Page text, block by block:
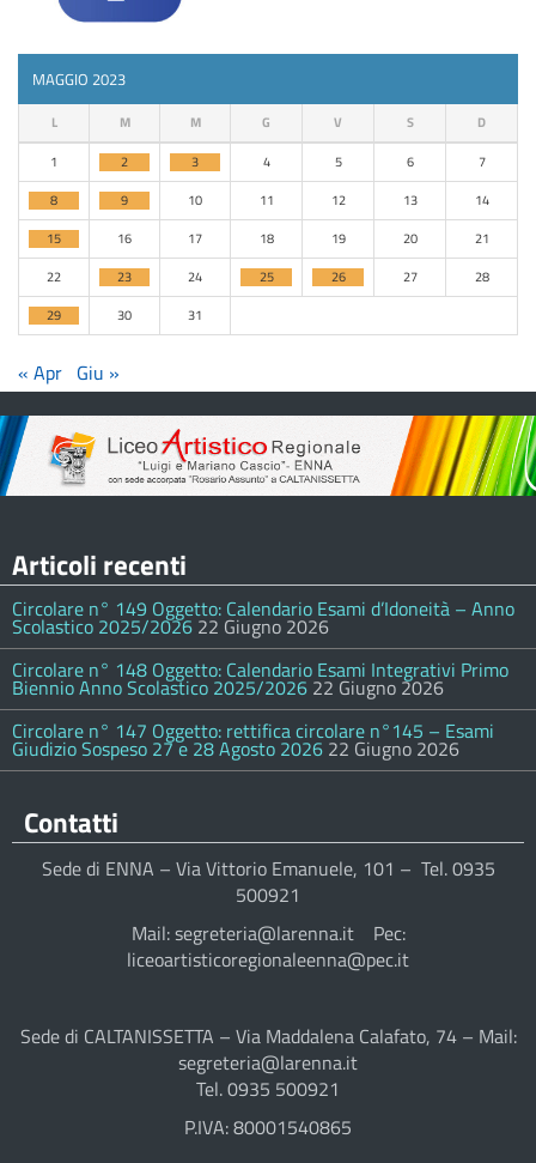
MAGGIO 2023
L M M G V S D
1 2 3 4 5 6
7
8
9 10 11 12 13
14
15
16 17 18 19 20
21
22
23 24 25 26 27
28
29
30 31
« Apr Giu »
Articoli recenti
Circolare n° 149 Oggetto: Calendario Esami d’Idoneità – Anno
Scolastico 2025/2026 22 Giugno 2026
Circolare n° 148 Oggetto: Calendario Esami Integrativi Primo
Biennio Anno Scolastico 2025/2026 22 Giugno 2026
Circolare n° 147 Oggetto: rettifica circolare n°145 – Esami
Giudizio Sospeso 27 e 28 Agosto 2026 22 Giugno 2026
Contatti
Sede di ENNA – Via Vittorio Emanuele, 101 – Tel. 0935
500921
Mail: segreteria@larenna.it Pec:
liceoartisticoregionaleenna@pec.it
Sede di CALTANISSETTA – Via Maddalena Calafato, 74 – Mail:
segreteria@larenna.it
Tel. 0935 500921
P.IVA: 80001540865